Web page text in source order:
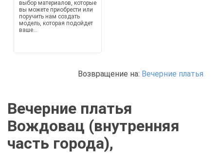
выбор материалов, которые
вы можете приобрести или
поручить нам создать
модель, которая подойдет
ваше...
Возвращение на: Вечерние платья
Вечерние платья
Вождовац (внутренняя
часть города),